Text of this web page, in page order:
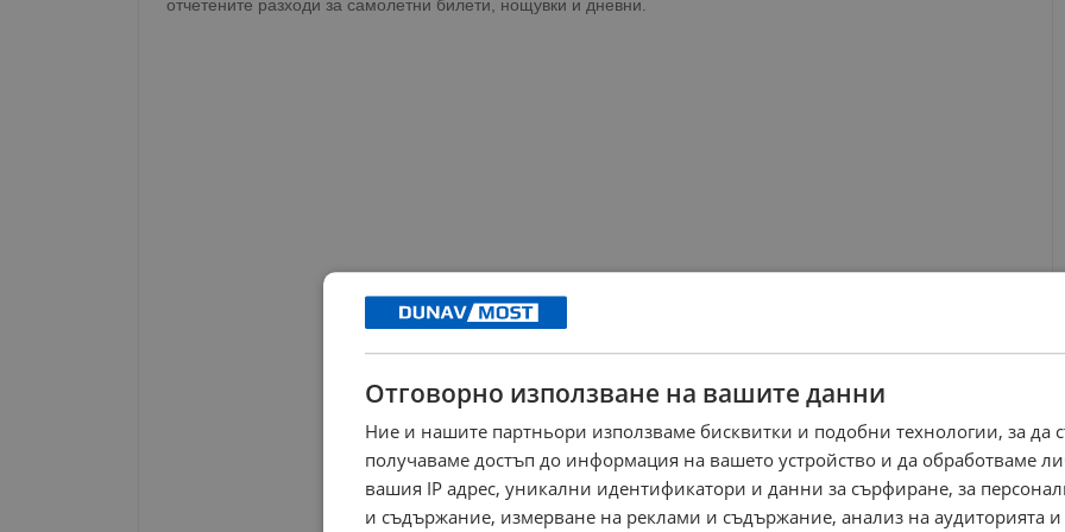
отчетените разходи за самолетни билети, нощувки и дневни.
Отговорно използване на вашите данни
Ние и нашите партньори използваме бисквитки и подобни технологии, за да
получаваме достъп до информация на вашето устройство и да обработваме
вашия IP адрес, уникални идентификатори и данни за сърфиране, за
и съдържание, измерване на реклами и съдържание, анализ на аудиторията